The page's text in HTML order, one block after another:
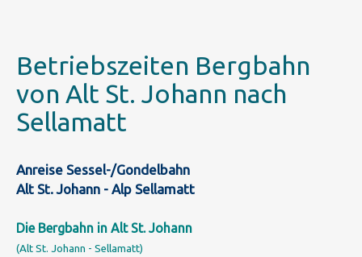
Betriebszeiten Bergbahn
von Alt St. Johann nach
Sellamatt
Anreise Sessel-/Gondelbahn
Alt St. Johann - Alp Sellamatt
Die Bergbahn in Alt St. Johann
(Alt St. Johann - Sellamatt)